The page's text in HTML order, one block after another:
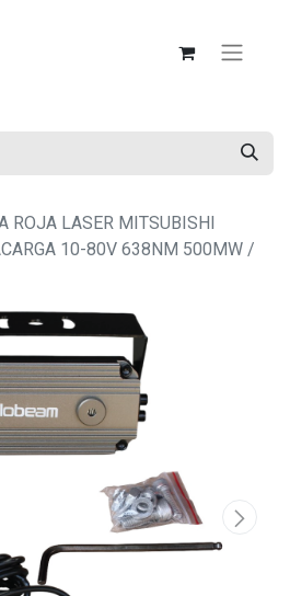
ROJA LASER MITSUBISHI
10-80V 638NM 500MW /